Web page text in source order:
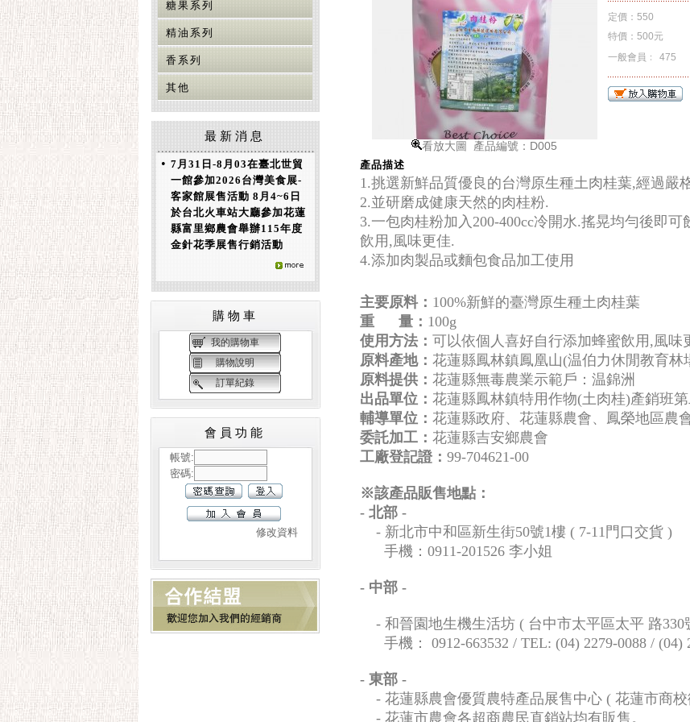
糖果系列
精油系列
香系列
其他
最新消息
• 7月31日-8月03在臺北世貿
一館參加2026台灣美食展-
客家館展售活動 8月4~6日
於台北火車站大廳參加花蓮
縣富里鄉農會舉辦115年度
金針花季展售行銷活動
購物車
我的購物車
購物說明
訂單紀錄
會員功能
帳號:
密碼:
修改資料
看放大圖 產品編號：D005
定價： 550
特價： 500元
一般會員﹕
475
產品描述
1.挑選新鮮品質優良的台灣原生種土肉桂葉,經過嚴
2.並研磨成健康天然的肉桂粉.
3.一包肉桂粉加入200-400cc冷開水.搖晃均勻後即
飲用,風味更佳.
4.添加肉製品或麵包食品加工使用
主要原料： 100%新鮮的臺灣原生種土肉桂葉
重 量： 100g
使用方法： 可以依個人喜好自行添加蜂蜜飲用,風味
原料產地： 花蓮縣鳳林鎮鳳凰山(温伯力休閒教育林
原料提供： 花蓮縣無毒農業示範戶：温錦洲
出品單位： 花蓮縣鳳林鎮特用作物(土肉桂)產銷班
輔導單位： 花蓮縣政府、花蓮縣農會、鳳榮地區農
委託加工： 花蓮縣吉安鄉農會
工廠登記證： 99-704621-00
※該產品販售地點：
- 北部-
- 新北市中和區新生街50號1樓 ( 7-11門口交貨 )
手機：0911-201526 李小姐
- 中部 -
- 和晉園地生機生活坊 ( 台中市太平區太平 路330
手機： 0912-663532 / TEL: (04) 2279-0088 / (04)
- 東部 -
- 花蓮縣農會優質農特產品展售中心 ( 花蓮市商校
- 花蓮市農會各超商農民直銷站均有販售。